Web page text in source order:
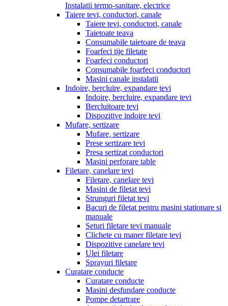
Instalatii termo-sanitare, electrice
Taiere tevi, conductori, canale
Taiere tevi, conductori, canale
Taietoate teava
Consumabile taietoare de teava
Foarfeci tije filetate
Foarfeci conductori
Consumabile foarfeci conductori
Masini canale instalatii
Indoire, bercluire, expandare tevi
Indoire, bercluire, expandare tevi
Bercluitoare tevi
Dispozitive indoire tevi
Mufare, sertizare
Mufare, sertizare
Prese sertizare tevi
Presa sertizat conductori
Masini perforare table
Filetare, canelare tevi
Filetare, canelare tevi
Masini de filetat tevi
Strunguri filetat tevi
Bacuri de filetat pentru masini stationare si
manuale
Seturi filetare tevi manuale
Clichete cu maner filetare tevi
Dispozitive canelare tevi
Ulei filetare
Sprayuri filetare
Curatare conducte
Curatare conducte
Masini desfundare conducte
Pompe detartrare